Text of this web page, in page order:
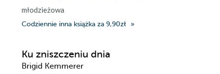
młodzieżowa
Codziennie inna książka za 9,90zł
Ku zniszczeniu dnia
Brigid Kemmerer